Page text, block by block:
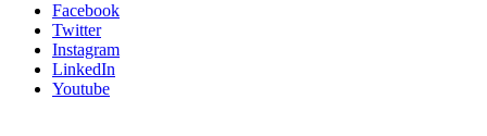
Facebook
Twitter
Instagram
LinkedIn
Youtube